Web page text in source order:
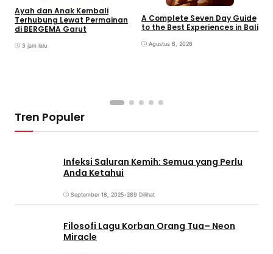
Ayah dan Anak Kembali
Terhubung Lewat Permainan
di BERGEMA Garut
3 jam lalu
A Complete Seven Day Guide
to the Best Experiences in Bali
Agustus 6, 2026
Tren Populer
Infeksi Saluran Kemih: Semua yang Perlu
Anda Ketahui
September 18, 2025•289 Dilihat
Filosofi Lagu Korban Orang Tua– Neon
Miracle